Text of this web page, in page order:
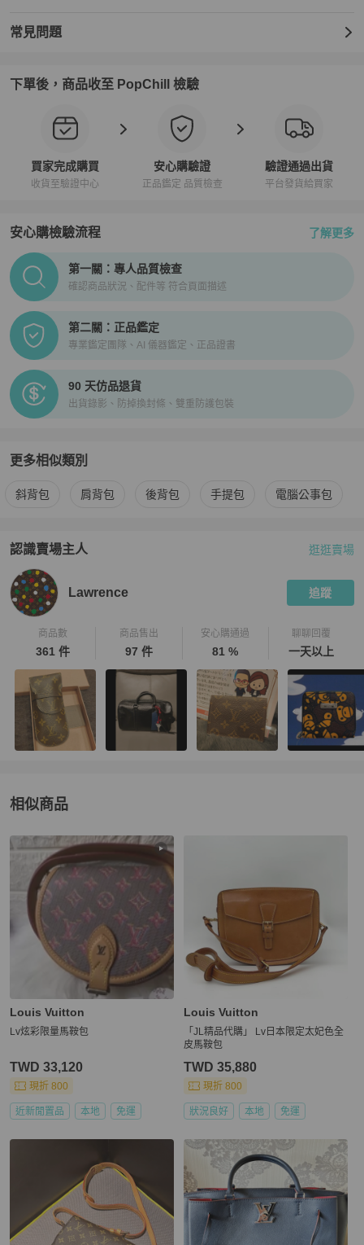
常見問題
下單後，商品收至 PopChill 檢驗
買家完成購買
收貨至驗證中心
安心購驗證
正品鑑定 品質檢查
驗證通過出貨
平台發貨給買家
安心購檢驗流程 了解更多
PopChill拍拍圈正品驗證、安心購檢驗流程介紹
第一關：專人品質檢查
確認商品狀況、配件等 符合頁面描述
第二關：正品鑑定
專業鑑定團隊、AI 儀器鑑定、正品證書
90 天仿品退貨
出貨錄影、防掉換封條、雙重防護包裝
更多相似類別
更多Louis Vuitton男包 相似商品推薦
斜背包 肩背包 後背包 手提包 電腦公事包
認識賣場主人
PopChill 拍拍圈嚴選賣家
逛逛賣場
Lawrence 追蹤
商品數
361 件
商品售出
97 件
安心購通過
81 %
聊聊回覆
一天以上
相似商品
更多相似Louis Vuitton男包推薦精品
Louis Vuitton
Lv炫彩限量馬鞍包
TWD 33,120
現折 800
近新閒置品 本地 免運
Louis Vuitton
「JL精品代購」 Lv日本限定太妃色全
皮馬鞍包
TWD 35,880
現折 800
狀況良好 本地 免運